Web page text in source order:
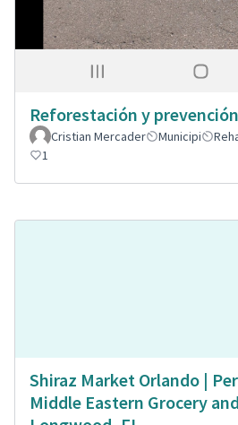
Reforestación y
Cristian Mercader Municipi
1
Shiraz Market Orlando |
Middle Eastern Grocery